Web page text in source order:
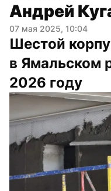
Андрей
07 мая 2025, 10:04
Шестой
в Ямальском
2026 году